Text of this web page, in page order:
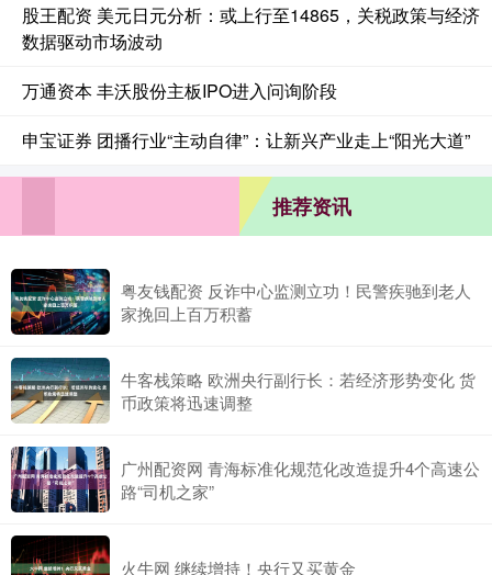
股王配资 美元日元分析：或上行至14865，关税政策与经济
数据驱动市场波动
万通资本 丰沃股份主板IPO进入问询阶段
申宝证券 团播行业“主动自律”：让新兴产业走上“阳光大道”
推荐资讯
粤友钱配资 反诈中心监测立功！民警疾驰到老人
家挽回上百万积蓄
牛客栈策略 欧洲央行副行长：若经济形势变化 货
币政策将迅速调整
广州配资网 青海标准化规范化改造提升4个高速公
路“司机之家”
火牛网 继续增持！央行又买黄金